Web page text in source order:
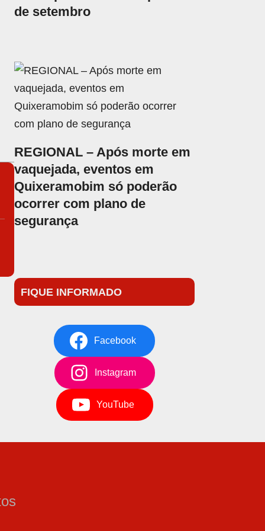
de setembro
REGIONAL – Após morte em
vaquejada, eventos em
Quixeramobim só poderão
ocorrer com plano de
segurança
FIQUE INFORMADO
Facebook
Instagram
YouTube